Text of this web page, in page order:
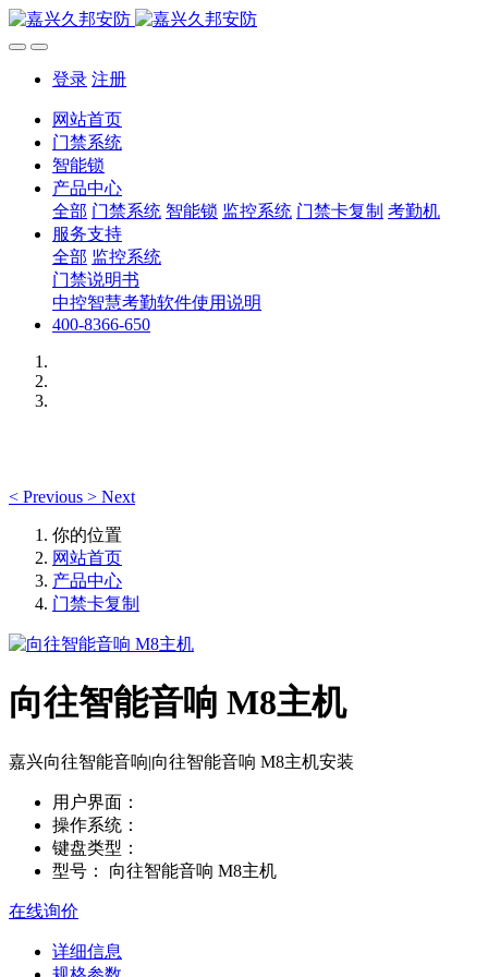
登录 注册
网站首页
门禁系统
智能锁
产品中心
全部 门禁系统 智能锁 监控系统 门禁卡复制 考勤机
服务支持
全部 监控系统
门禁说明书
中控智慧考勤软件使用说明
400-8366-650
< Previous > Next
你的位置
网站首页
产品中心
门禁卡复制
向往智能音响 M8主机
嘉兴向往智能音响|向往智能音响 M8主机安装
用户界面：
操作系统：
键盘类型：
型号：
向往智能音响 M8主机
在线询价
详细信息